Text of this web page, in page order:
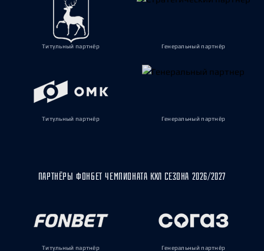
Титульный партнёр Генеральный партнёр
Титульный партнёр Генеральный партнёр
ПАРТНЁРЫ ФОНБЕТ ЧЕМПИОНАТА КХЛ СЕЗОНА 2026/2027
Титульный партнёр Генеральный партнёр